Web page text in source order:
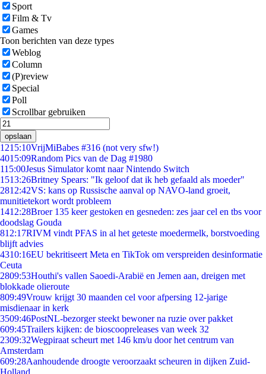
Sport
Film & Tv
Games
Toon berichten van deze types
Weblog
Column
(P)review
Special
Poll
Scrollbar gebruiken
opslaan
1215:10VrijMiBabes #316 (not very sfw!)
4015:09Random Pics van de Dag #1980
115:00Jesus Simulator komt naar Nintendo Switch
1513:26Britney Spears: "Ik geloof dat ik heb gefaald als moeder"
2812:42VS: kans op Russische aanval op NAVO-land groeit,
munitietekort wordt probleem
1412:28Broer 135 keer gestoken en gesneden: zes jaar cel en tbs voor
doodslag Gouda
812:17RIVM vindt PFAS in al het geteste moedermelk, borstvoeding
blijft advies
4310:16EU bekritiseert Meta en TikTok om verspreiden desinformatie
Ceuta
2809:53Houthi's vallen Saoedi-Arabië en Jemen aan, dreigen met
blokkade olieroute
809:49Vrouw krijgt 30 maanden cel voor afpersing 12-jarige
misdienaar in kerk
3509:46PostNL-bezorger steekt bewoner na ruzie over pakket
609:45Trailers kijken: de bioscoopreleases van week 32
2309:32Wegpiraat scheurt met 146 km/u door het centrum van
Amsterdam
609:28Aanhoudende droogte veroorzaakt scheuren in dijken Zuid-
Holland